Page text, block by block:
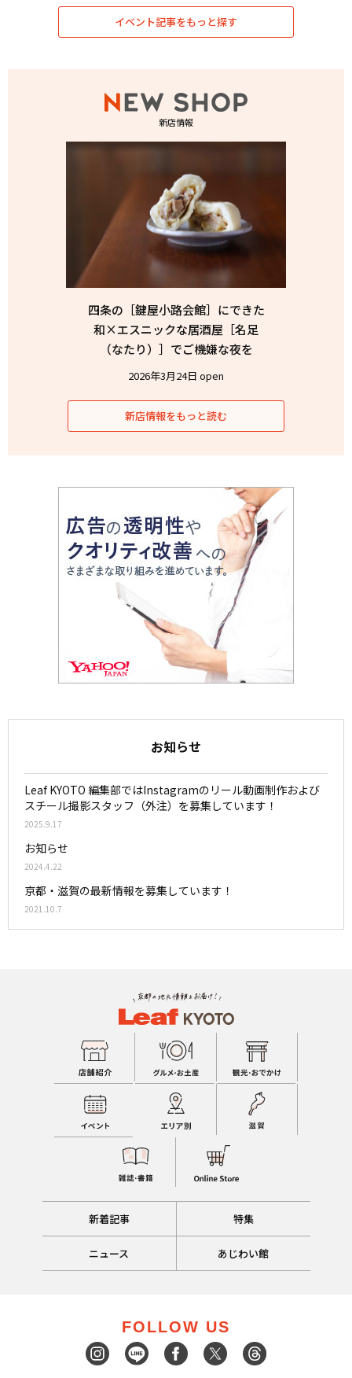
イベント記事をもっと探す
新店情報
四条の［鍵屋小路会館］にできた
和×エスニックな居酒屋［名足
（なたり）］でご機嫌な夜を
2026年3月24日 open
新店情報をもっと読む
お知らせ
Leaf KYOTO 編集部ではInstagramのリール動画制作および
スチール撮影スタッフ（外注）を募集しています！
2025.9.17
お知らせ
2024.4.22
京都・滋賀の最新情報を募集しています！
2021.10.7
新着記事 特集
ニュース あじわい館
FOLLOW US